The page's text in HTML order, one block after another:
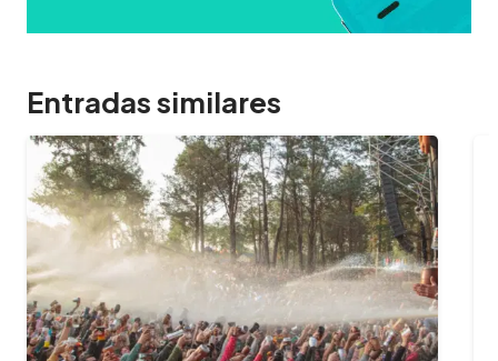
Entradas similares
09/02/2024
¿Cuántas horas dura el Oktoberfest
y cuál es…
¿Querés aprovechar al máximo tu experiencia
en el Oktoberfest? Te contamos cuánto dura